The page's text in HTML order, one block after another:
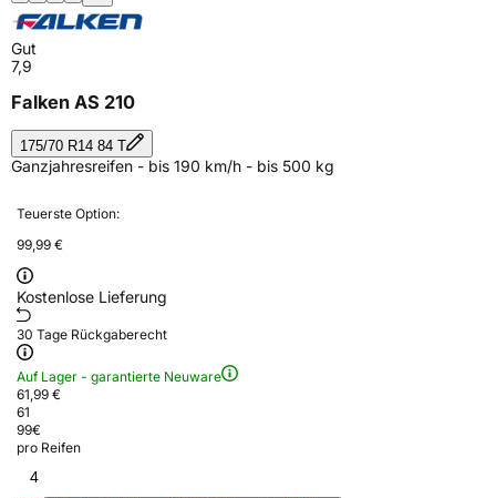
Gut
7,9
Falken AS 210
175/70 R14 84 T
Ganzjahresreifen - bis 190 km/h - bis 500 kg
Teuerste Option:
99,99 €
Kostenlose Lieferung
30 Tage Rückgaberecht
Auf Lager - garantierte Neuware
61,99 €
61
99€
pro Reifen
4